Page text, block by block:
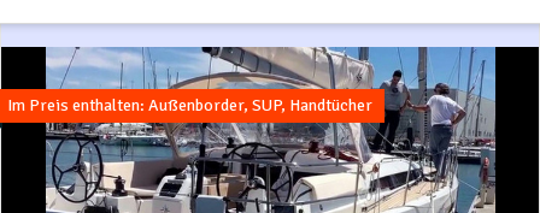
Im Preis enthalten: Außenborder, SUP, Handtücher